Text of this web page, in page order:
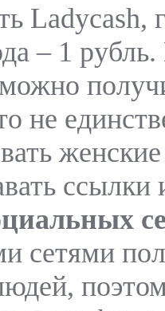
Ladycash,
– 1
не
ссылки
сетями